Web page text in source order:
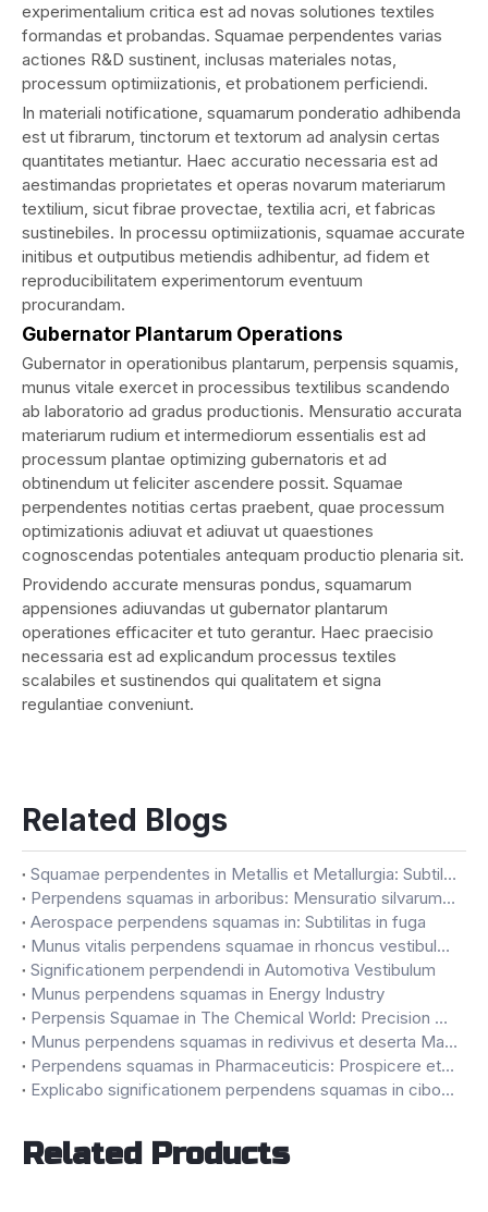
experimentalium critica est ad novas solutiones textiles
formandas et probandas. Squamae perpendentes varias
actiones R&D sustinent, inclusas materiales notas,
processum optimiizationis, et probationem perficiendi.
In materiali notificatione, squamarum ponderatio adhibenda
est ut fibrarum, tinctorum et textorum ad analysin certas
quantitates metiantur. Haec accuratio necessaria est ad
aestimandas proprietates et operas novarum materiarum
textilium, sicut fibrae provectae, textilia acri, et fabricas
sustinebiles. In processu optimiizationis, squamae accurate
initibus et outputibus metiendis adhibentur, ad fidem et
reproducibilitatem experimentorum eventuum
procurandam.
Gubernator Plantarum Operations
Gubernator in operationibus plantarum, perpensis squamis,
munus vitale exercet in processibus textilibus scandendo
ab laboratorio ad gradus productionis. Mensuratio accurata
materiarum rudium et intermediorum essentialis est ad
processum plantae optimizing gubernatoris et ad
obtinendum ut feliciter ascendere possit. Squamae
perpendentes notitias certas praebent, quae processum
optimizationis adiuvat et adiuvat ut quaestiones
cognoscendas potentiales antequam productio plenaria sit.
Providendo accurate mensuras pondus, squamarum
appensiones adiuvandas ut gubernator plantarum
operationes efficaciter et tuto gerantur. Haec praecisio
necessaria est ad explicandum processus textiles
scalabiles et sustinendos qui qualitatem et signa
regulantiae conveniunt.
Related Blogs
Squamae perpendentes in Metallis et Metallurgia: Subtilitas in omni Gram
Perpendens squamas in arboribus: Mensuratio silvarum largitas
Aerospace perpendens squamas in: Subtilitas in fuga
Munus vitalis perpendens squamae in rhoncus vestibulum
Significationem perpendendi in Automotiva Vestibulum
Munus perpendens squamas in Energy Industry
Perpensis Squamae in The Chemical World: Precision Matters
Munus perpendens squamas in redivivus et deserta Management
Perpendens squamas in Pharmaceuticis: Prospicere et Quality
Explicabo significationem perpendens squamas in cibo et potum
Related Products